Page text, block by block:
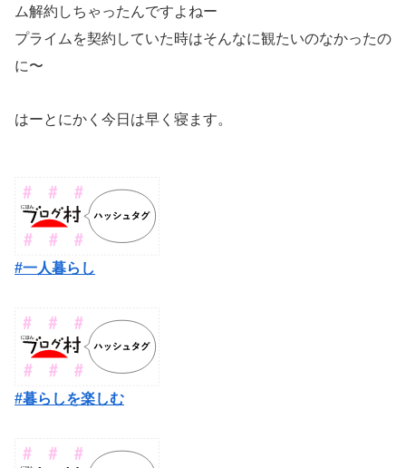
ム解約しちゃったんですよねー
プライムを契約していた時はそんなに観たいのなかったの
に〜
はーとにかく今日は早く寝ます。
#一人暮らし
#暮らしを楽しむ